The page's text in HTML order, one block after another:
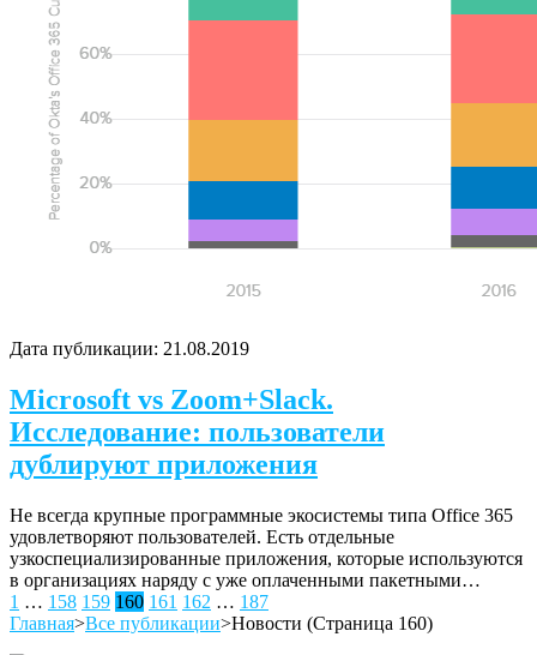
Дата публикации: 21.08.2019
Microsoft vs Zoom+Slack.
Исследование: пользователи
дублируют приложения
Не всегда крупные программные экосистемы типа Office 365
удовлетворяют пользователей. Есть отдельные
узкоспециализированные приложения, которые используются
в организациях наряду с уже оплаченными пакетными…
Posts
pagination
1 … 158 159 160 161 162 … 187
Главная>Все публикации>Новости (Страница 160)